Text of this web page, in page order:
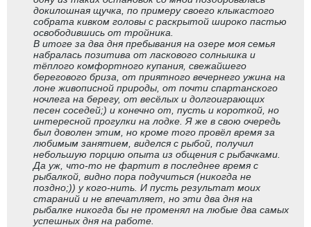
докилошная щучка, по примеру своего клыкастого
собрата кивком головы с раскрытой широко пастью
освободившись от тройника.
В итоге за два дня пребывания на озере моя семья
набралась позитива от ласкового солнышка и
тёплого комфортного купания, свежайшего
берегового бриза, от приятного вечернего ужина на
лоне живописной природы, от почти спартанского
ночлега на берегу, от весёлых и долгоиграющих
песен соседей;) и конечно от, пусть и короткой, но
интересной прогулки на лодке. Я же в свою очередь
был доволен этим, но кроме того провёл время за
любимым занятием, виделся с рыбой, получил
небольшую порцию опыта из общения с рыбачками.
Да уж, что-то не фартит в последнее время с
рыбалкой, видно пора подучиться (никогда не
поздно;)) у кого-нить. И пусть результат моих
стараний и не впечатляет, но эти два дня на
рыбалке никогда бы не променял на любые два самых
успешных дня на работе.